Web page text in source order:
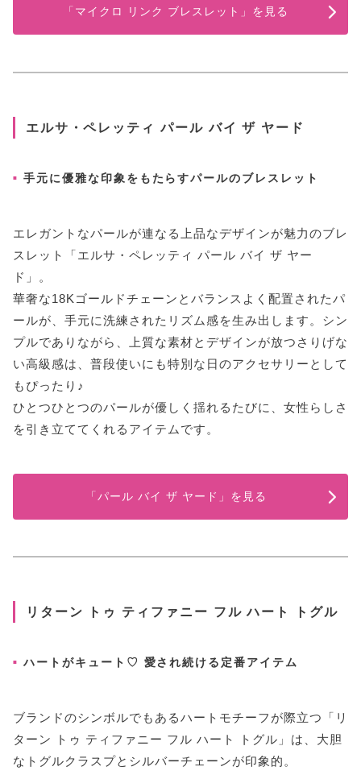
「マイクロ リンク ブレスレット」を見る
エルサ・ペレッティ パール バイ ザ ヤード
手元に優雅な印象をもたらすパールのブレスレット
エレガントなパールが連なる上品なデザインが魅力のブレ
スレット「エルサ・ペレッティ パール バイ ザ ヤー
ド」。
華奢な18Kゴールドチェーンとバランスよく配置されたパ
ールが、手元に洗練されたリズム感を生み出します。シン
プルでありながら、上質な素材とデザインが放つさりげな
い高級感は、普段使いにも特別な日のアクセサリーとして
もぴったり♪
ひとつひとつのパールが優しく揺れるたびに、女性らしさ
を引き立ててくれるアイテムです。
「パール バイ ザ ヤード」を見る
リターン トゥ ティファニー フル ハート トグル
ハートがキュート♡ 愛され続ける定番アイテム
ブランドのシンボルでもあるハートモチーフが際立つ「リ
ターン トゥ ティファニー フル ハート トグル」は、大胆
なトグルクラスプとシルバーチェーンが印象的。